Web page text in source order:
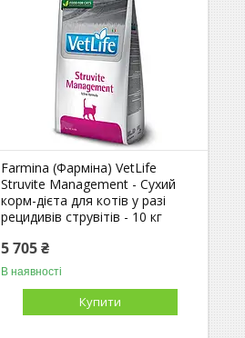
Farmina (Фарміна) VetLife
Struvite Management - Сухий
корм-дієта для котів у разі
рецидивів струвітів - 10 кг
5 705 ₴
В наявності
Купити